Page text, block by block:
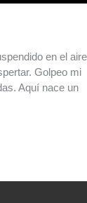
en el
Golpeo mi
Aquí nace un